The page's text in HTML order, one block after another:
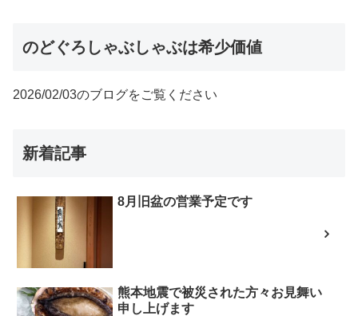
のどぐろしゃぶしゃぶは希少価値
2026/02/03のブログをご覧ください
新着記事
8月旧盆の営業予定です
熊本地震で被災された方々お見舞い
申し上げます